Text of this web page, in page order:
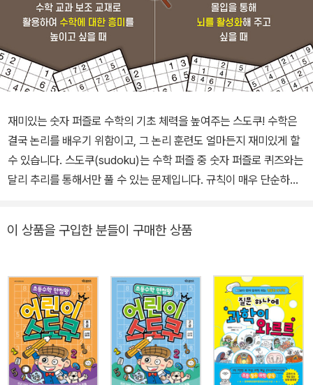
재미있는 숫자 퍼즐로 수학의 기초 체력을 높여주는 스도쿠! 수학은
결국 논리를 배우기 위함이고, 그 논리 훈련도 얼마든지 재미있게 할
수 있습니다. 스도쿠(sudoku)는 수학 퍼즐 중 숫자 퍼즐로 퀴즈와는
달리 추리를 통해서만 풀 수 있는 문제입니다. 규칙이 매우 단순하여
3권으로 구성되어 있습니다. 3×3, 4×4, 6×6, 8×8, 9×9 퍼즐 총 5
도록 빅데이터 분석을 통해 정교하게 설계된 지능형 문제들입니다.
이제 우리 아이 생각하는 힘을 키워 창의적인 문제해결력을 키우고
싶다면 오늘부터 스도쿠로 시작해 보세요! 퍼즐을 통해 수학적 창의
력과 문제해결력을 키우는 논리 게임! 스도쿠(sudoku)는 사전 지식
보다는 수학적 논리 사고를 통해서 숫자 배열 속에 있는 규칙을 발견
해야만 문제를 풀 수 있답니다. 각 문제의 정답은 하나지만, 접근 방법
이 상품을 구입한 분들이 구매한 상품